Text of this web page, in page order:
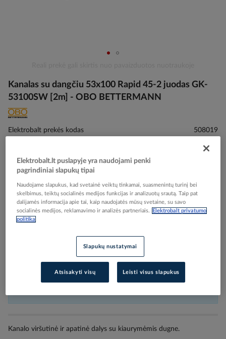
the
beginning
the
images
gallery
Kanalas su dangčiu 53x100 Rapid 45-2 juodas GK-
53100SW [2m] - OBO BETTERMANN
Elektrobalt prekės kodas
508019
6113003
Įtraukti į palyginimą
Užsakius nestandartinių dydžių prekes arba kabelius iki 16:00, o kitas
prekes iki 17:30, siunta bus pristatyta nurodytu adresu per sekančią darbo dieną,
Kanalo viršutinė ir apatinė dalys su kiaurymėmis dugne.
Elektrobalt.lt puslapyje yra naudojami penki
pagrindiniai slapukų tipai
Naudojame slapukus, kad svetainė veiktų tinkamai, suasmenintų turinį bei
skelbimus, teiktų socialinės medijos funkcijas ir analizuotų srautą. Taip pat
dalijamės informacija apie tai, kaip naudojatės mūsų svetaine, su savo
socialinės medijos, reklamavimo ir analizės partneriais.
Elektrobalt privatumo
politika
Slapukų nustatymai
Atsisakyti visų Leisti visus slapukus